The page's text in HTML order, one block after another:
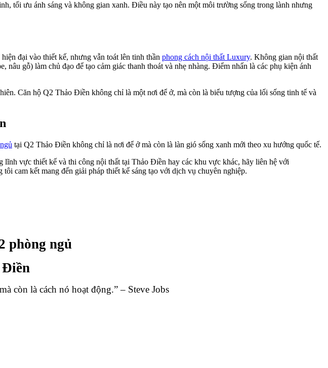
tối ưu ánh sáng và không gian xanh. Điều này tạo nên một môi trường sống trong lành nhưng
đại vào thiết kế, nhưng vẫn toát lên tinh thần phong cách nội thất Luxury. Không gian nội thất
gỗ) làm chủ đạo để tạo cảm giác thanh thoát và nhẹ nhàng. Điểm nhấn là các phụ kiện ánh
Căn hộ Q2 Thảo Điền không chỉ là một nơi để ở, mà còn là biểu tượng của lối sống tinh tế và
tại Q2 Thảo Điền không chỉ là nơi để ở mà còn là làn gió sống xanh mới theo xu hướng quốc tế.
vực thiết kế và thi công nội thất tại Thảo Điền hay các khu vực khác, hãy liên hệ với
cam kết mang đến giải pháp thiết kế sáng tạo với dịch vụ chuyên nghiệp.
phòng ngủ
Điền
còn là cách nó hoạt động.” – Steve Jobs